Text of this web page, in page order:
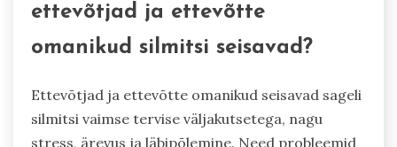
ettevõtjad ja ettevõtte
omanikud silmitsi seisavad?
Ettevõtjad ja ettevõtte omanikud seisavad sageli
silmitsi vaimse tervise väljakutsetega, nagu
stress, ärevus ja läbipõlemine. Need probleemid